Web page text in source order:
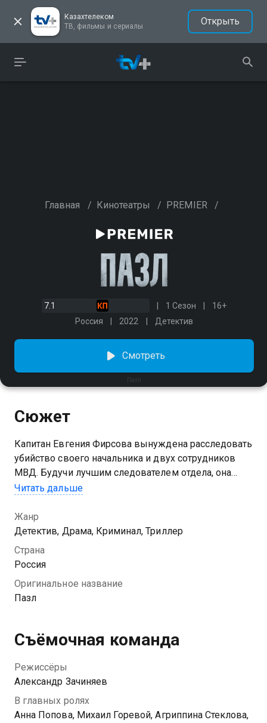
Казахтелеком
ТВ, фильмы и сериалы
Открыть
Главная / Кинотеатры / PREMIER /
7.1 1 Сезон
16+
Россия
2022 Детектив
Пазл
Смотреть
Сюжет
Капитан Евгения Фирсова вынуждена расследовать
убийство своего начальника и двух сотрудников
МВД. Будучи лучшим следователем отдела, она
быстро осознает, что в этом замешаны сотрудники
обязанности майора, Фирсова переходит дорогу
очень влиятельным людям, которым ничего не
стоит устранить ее саму. Однако отважная женщина
бросает вызов прогнившей системе в надежде
Читать дальше
Жанр
Детектив, Драма, Криминал, Триллер
Страна
Россия
Оригинальное название
Пазл
Съёмочная команда
Режиссёры
Александр Зачиняев
В главных ролях
Анна Попова, Михаил Горевой, Агриппина Стеклова,